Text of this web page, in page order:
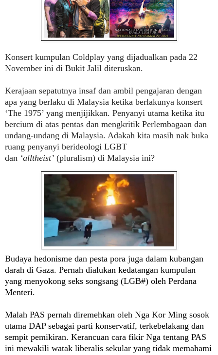
Konsert kumpulan Coldplay yang dijadualkan pada 22
November ini di Bukit Jalil diteruskan.
Kerajaan sepatutnya insaf dan ambil pengajaran dengan
apa yang berlaku di Malaysia ketika berlakunya konsert
‘The 1975’ yang menjijikkan. Penyanyi utama ketika itu
bercium di atas pentas dan mengkritik Perlembagaan dan
undang-undang di Malaysia. Adakah kita masih nak buka
ruang penyanyi berideologi LGBT
dan ‘alltheist’ (pluralism) di Malaysia ini?
Budaya hedonisme dan pesta pora juga dalam kubangan
darah di Gaza. Pernah dialukan kedatangan kumpulan
yang menyokong seks songsang (LGB#) oleh Perdana
Menteri.
Malah PAS pernah diremehkan oleh Nga Kor Ming sosok
utama DAP sebagai parti konservatif, terkebelakang dan
sempit pemikiran. Kerancuan cara fikir Nga tentang PAS
ini mewakili watak liberalis sekular yang tidak memahami